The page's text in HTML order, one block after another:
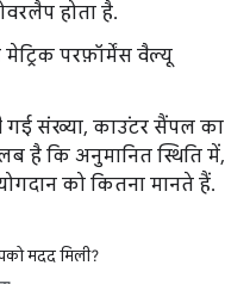
होता है.
परफ़ॉर्मेंस वैल्यू
गई संख्या, काउंटर सैंपल का
है कि अनुमानित स्थिति में,
को कितना मानते हैं.
मदद मिली?